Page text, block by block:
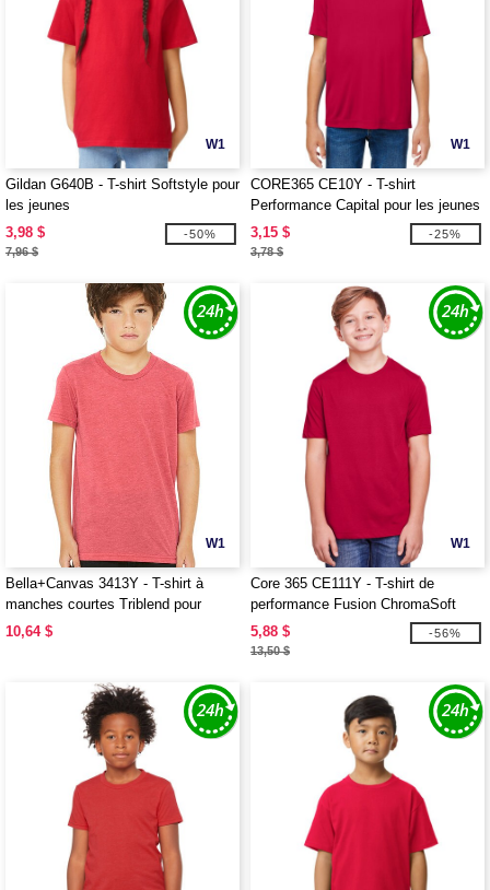
W1
Gildan G640B - T-shirt Softstyle pour
les jeunes
3,98 $
7,96 $
-50%
W1
CORE365 CE10Y - T-shirt
Performance Capital pour les jeunes
3,15 $
3,78 $
-25%
W1
Bella+Canvas 3413Y - T-shirt à
manches courtes Triblend pour
jeunes
10,64 $
W1
Core 365 CE111Y - T-shirt de
performance Fusion ChromaSoft
pour les jeunes
5,88 $
13,50 $
-56%